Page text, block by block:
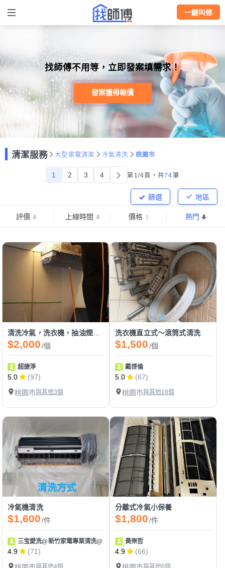
一鍵叫修
找師傅不用等，立即發案填需求！
發案獲得報價
清潔服務 大型家電清潔 冷氣清洗 桃園市
1 2 3 4 第1/4頁， 共74筆
地區
篩選
評價 上線時間 價格 熱門
清洗冷氣，洗衣機，抽油煙機，清除塵蟎
$2,000/個
超捷淨
5.0
(97)
桃園市與其他3個
洗衣機直立式～滾筒式清洗
$1,500/個
戴啓倫
5.0
(67)
桃園市與其他18個
冷氣機清洗
$1,600/件
三宝愛洗@新竹家電專業清洗@
4.9
(71)
與其他4個
分離式冷氣小保養
$1,800/件
黃崇哲
4.9
(66)
與其他6個